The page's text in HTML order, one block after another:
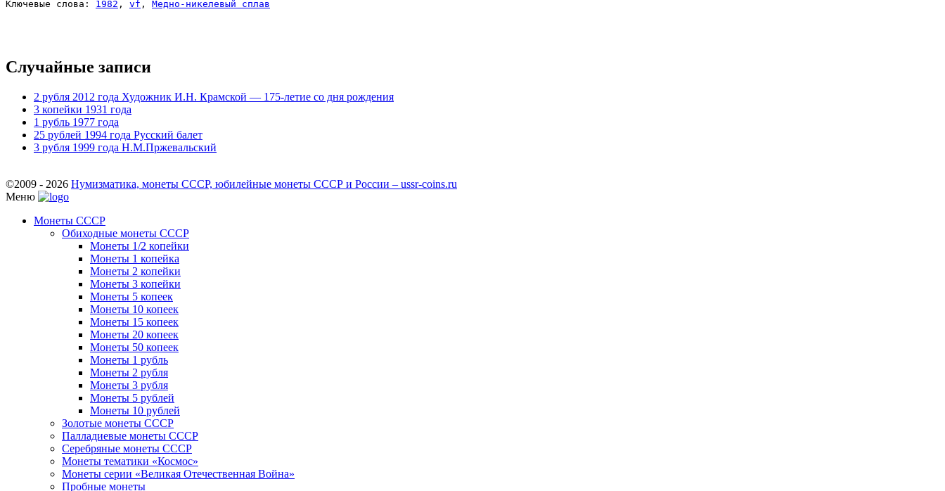
Ключевые слова: 1982 , vf , Медно-никелевый сплав
Случайные записи
2 рубля 2012 года Художник И.Н. Крамской — 175-летие со дня рождения
3 копейки 1931 года
1 рубль 1977 года
25 рублей 1994 года Русский балет
3 рубля 1999 года Н.М.Пржевальский
©2009 - 2026 Нумизматика, монеты СССР, юбилейные монеты СССР и России – ussr-coins.ru
Меню
Монеты СССР
Обиходные монеты СССР
Монеты 1/2 копейки
Монеты 1 копейка
Монеты 2 копейки
Монеты 3 копейки
Монеты 5 копеек
Монеты 10 копеек
Монеты 15 копеек
Монеты 20 копеек
Монеты 50 копеек
Монеты 1 рубль
Монеты 2 рубля
Монеты 3 рубля
Монеты 5 рублей
Монеты 10 рублей
Золотые монеты СССР
Палладиевые монеты СССР
Серебряные монеты CCCР
Монеты тематики «Космос»
Монеты серии «Великая Отечественная Война»
Пробные монеты